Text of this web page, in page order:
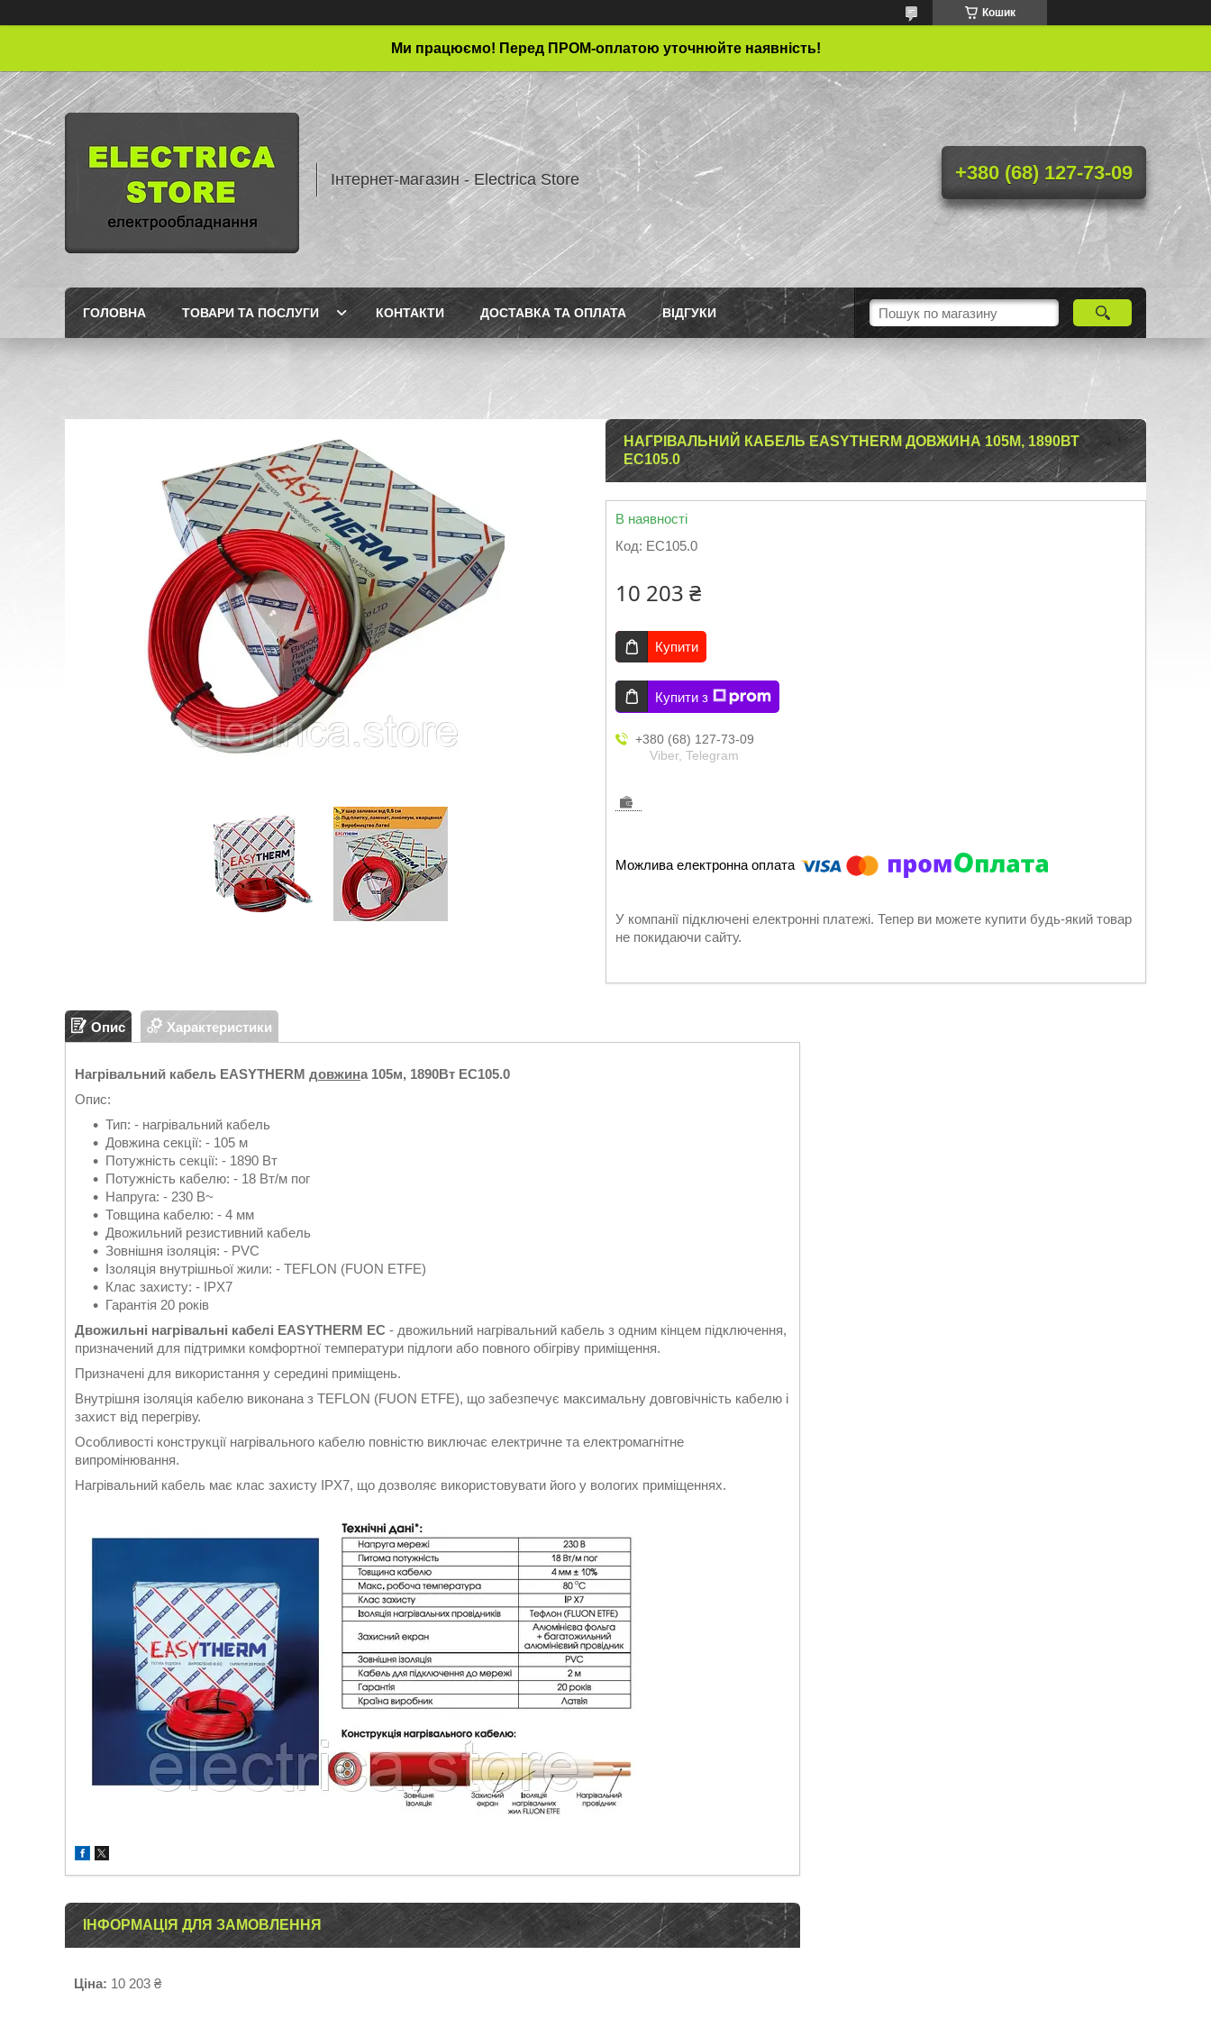
Кошик
Ми працюємо! Перед ПРОМ-оплатою уточнюйте наявність!
Інтернет-магазин - Electrica Store +380 (68) 127-73-09
ГОЛОВНА ТОВАРИ ТА ПОСЛУГИ КОНТАКТИ ДОСТАВКА ТА ОПЛАТА ВІДГУКИ
НАГРІВАЛЬНИЙ КАБЕЛЬ EASYTHERM ДОВЖИНА 105М, 1890ВТ
EC105.0
В наявності
Код: EC105.0
10 203 ₴
Купити
Купити з
+380 (68) 127-73-09
Viber, Telegram
У компанії підключені електронні платежі. Тепер ви можете купити будь-який товар
не покидаючи сайту.
Опис Характеристики
Нагрівальний кабель EASYTHERM довжина 105м, 1890Вт EC105.0
Опис:
Тип: - нагрівальний кабель
Довжина секції: - 105 м
Потужність секції: - 1890 Вт
Потужність кабелю: - 18 Вт/м пог
Напруга: - 230 В~
Товщина кабелю: - 4 мм
Двожильний резистивний кабель
Зовнішня ізоляція: - PVC
Ізоляція внутрішньої жили: - TEFLON (FUON ETFE)
Клас захисту: - IPX7
Гарантія 20 років
Двожильні нагрівальні кабелі EASYTHERM EC - двожильний нагрівальний кабель з одним кінцем підключення,
призначений для підтримки комфортної температури підлоги або повного обігріву приміщення.
Призначені для використання у середині приміщень.
Внутрішня ізоляція кабелю виконана з TEFLON (FUON ETFE), що забезпечує максимальну довговічність кабелю і
захист від перегріву.
Особливості конструкції нагрівального кабелю повністю виключає електричне та електромагнітне
випромінювання.
Нагрівальний кабель має клас захисту IPX7, що дозволяє використовувати його у вологих приміщеннях.
ІНФОРМАЦІЯ ДЛЯ ЗАМОВЛЕННЯ
Ціна: 10 203 ₴